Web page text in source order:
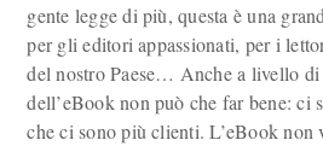
gente legge di più, questa è una
per gli editori appassionati, per i
del nostro Paese… Anche a livello
dell’eBook non può che far bene: ci
che ci sono più clienti. L’eBook non